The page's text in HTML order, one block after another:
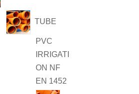
TUBE
PVC
IRRIGATI
ON NF
EN 1452